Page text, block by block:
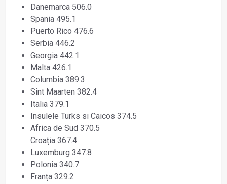
Danemarca 506.0
Spania 495.1
Puerto Rico 476.6
Serbia 446.2
Georgia 442.1
Malta 426.1
Columbia 389.3
Sint Maarten 382.4
Italia 379.1
Insulele Turks si Caicos 374.5
Africa de Sud 370.5
Croația 367.4
Luxemburg 347.8
Polonia 340.7
Franța 329.2